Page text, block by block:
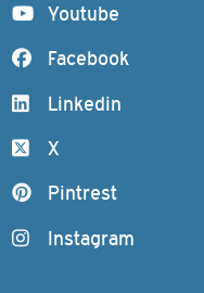
Youtube
Facebook
Linkedin
X
Pintrest
Instagram